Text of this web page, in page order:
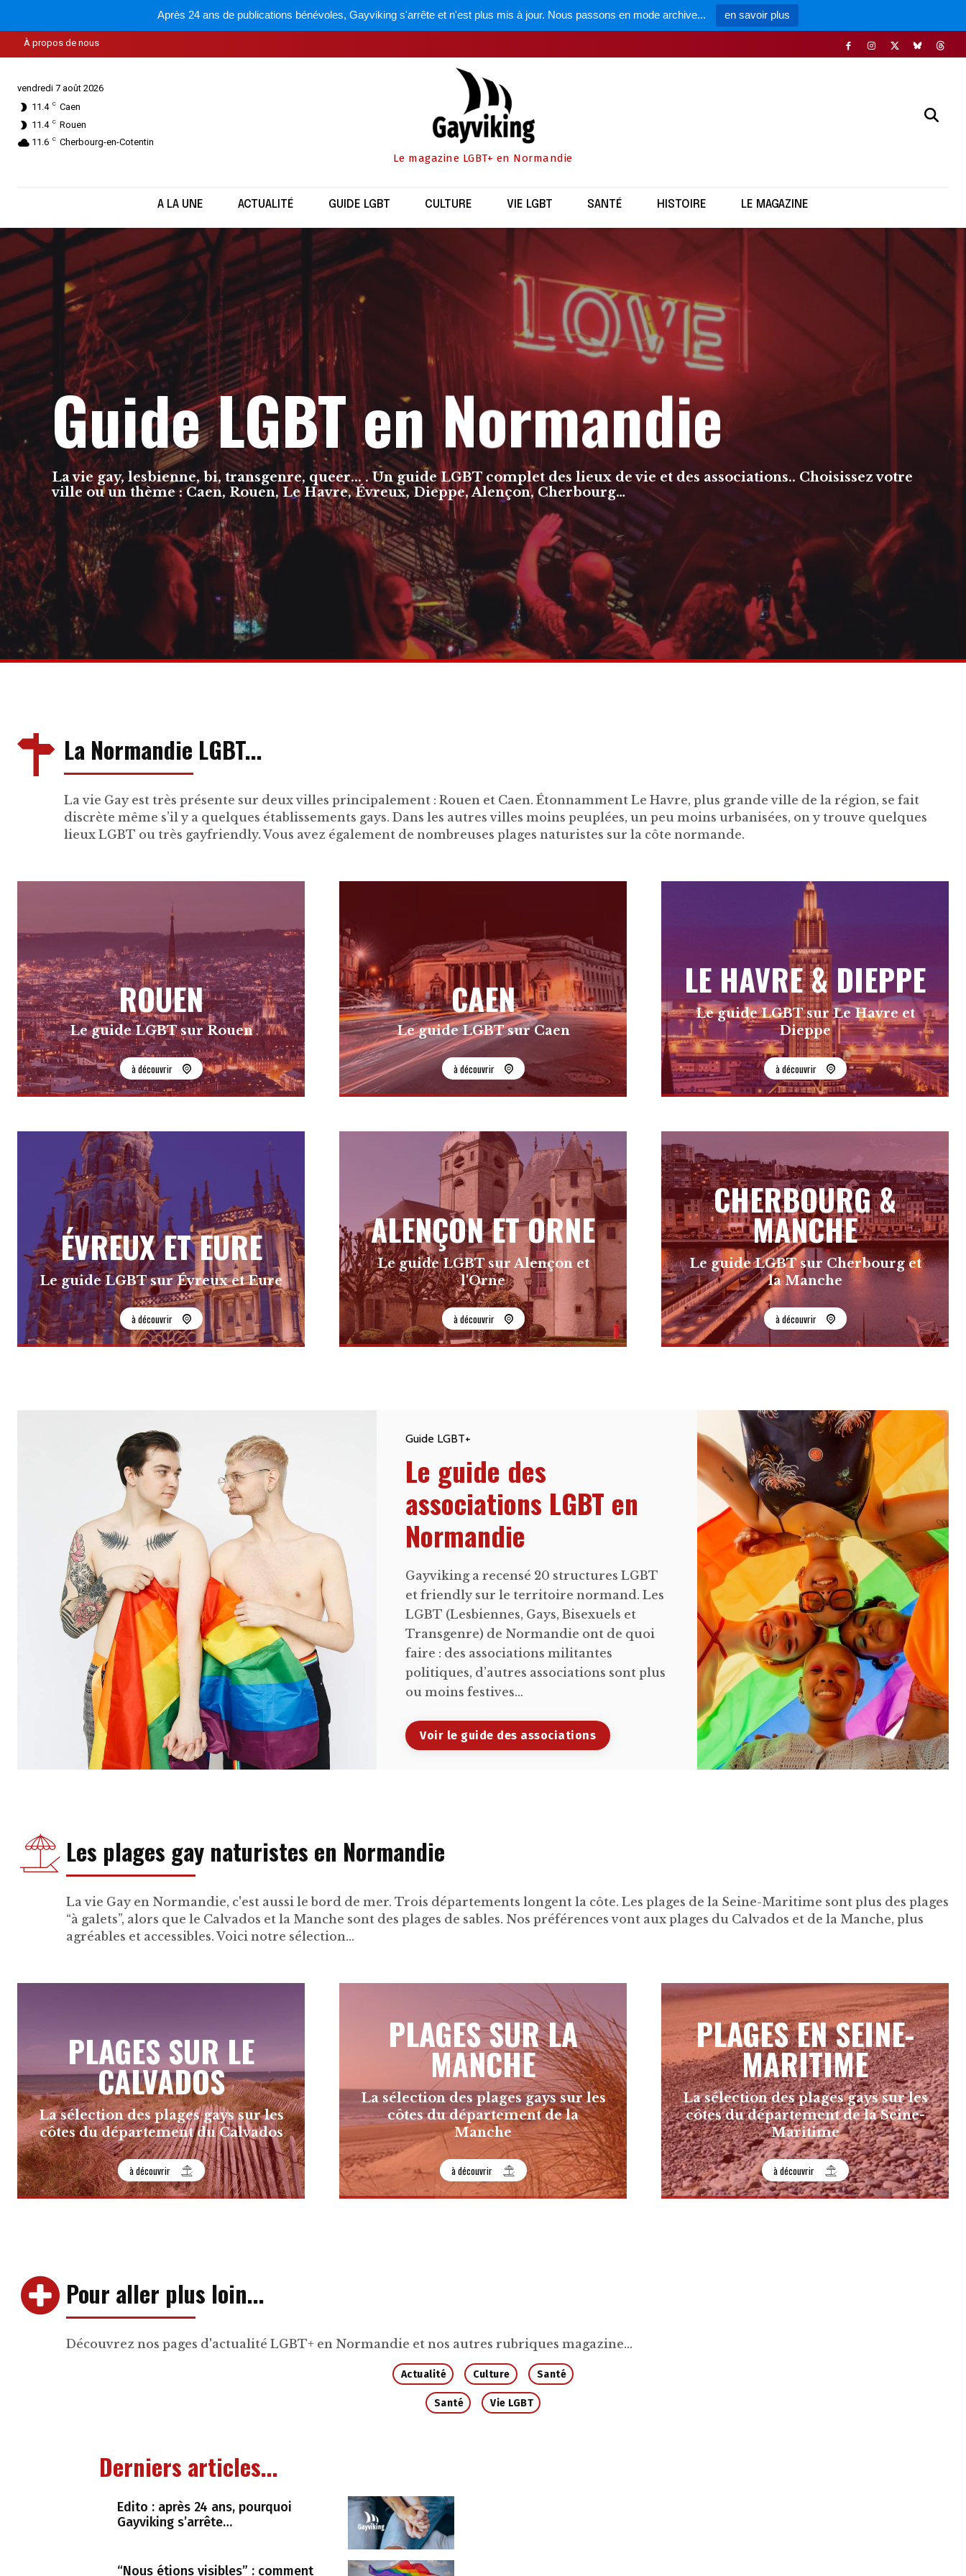
Après 24 ans de publications bénévoles, Gayviking s'arrête et n'est plus mis à jour. Nous passons en mode archive... en savoir plus
À propos de nous
vendredi 7 août 2026
11.4 C Caen
11.4 C Rouen
11.6 C Cherbourg-en-Cotentin
Le magazine LGBT+ en Normandie
A LA UNE ACTUALITÉ GUIDE LGBT CULTURE VIE LGBT SANTÉ HISTOIRE LE MAGAZINE
Guide LGBT en Normandie
La vie gay, lesbienne, bi, transgenre, queer... . Un guide LGBT complet des lieux de vie et des associations.. Choisissez votre
ville ou un thème : Caen, Rouen, Le Havre, Évreux, Dieppe, Alençon, Cherbourg…
La Normandie LGBT...
La vie Gay est très présente sur deux villes principalement : Rouen et Caen. Étonnamment Le Havre, plus grande ville de la région, se fait
discrète même s’il y a quelques établissements gays. Dans les autres villes moins peuplées, un peu moins urbanisées, on y trouve quelques
lieux LGBT ou très gayfriendly. Vous avez également de nombreuses plages naturistes sur la côte normande.
ROUEN
Le guide LGBT sur Rouen
à découvrir
CAEN
Le guide LGBT sur Caen
à découvrir
LE HAVRE & DIEPPE
Le guide LGBT sur Le Havre et
Dieppe
à découvrir
ÉVREUX ET EURE
Le guide LGBT sur Évreux et Eure
à découvrir
ALENÇON ET ORNE
Le guide LGBT sur Alençon et
l'Orne
à découvrir
CHERBOURG &
MANCHE
Le guide LGBT sur Cherbourg et
la Manche
à découvrir
Guide LGBT+
Le guide des
associations LGBT en
Normandie
Gayviking a recensé 20 structures LGBT
et friendly sur le territoire normand. Les
LGBT (Lesbiennes, Gays, Bisexuels et
Transgenre) de Normandie ont de quoi
faire : des associations militantes
politiques, d’autres associations sont plus
ou moins festives…
Voir le guide des associations
Les plages gay naturistes en Normandie
La vie Gay en Normandie, c'est aussi le bord de mer. Trois départements longent la côte. Les plages de la Seine-Maritime sont plus des plages
“à galets”, alors que le Calvados et la Manche sont des plages de sables. Nos préférences vont aux plages du Calvados et de la Manche, plus
agréables et accessibles. Voici notre sélection...
PLAGES SUR LE
CALVADOS
La sélection des plages gays sur les
côtes du département du Calvados
à découvrir
PLAGES SUR LA
MANCHE
La sélection des plages gays sur les
côtes du département de la
Manche
à découvrir
PLAGES EN SEINE-
MARITIME
La sélection des plages gays sur les
côtes du département de la Seine-
Maritime
à découvrir
Pour aller plus loin...
Découvrez nos pages d'actualité LGBT+ en Normandie et nos autres rubriques magazine...
Actualité Culture Santé
Santé Vie LGBT
Derniers articles...
Edito : après 24 ans, pourquoi
Gayviking s’arrête…
“Nous étions visibles” : comment